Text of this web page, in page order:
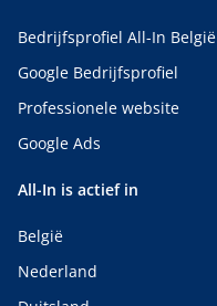
Bedrijfsprofiel All-In België
Google Bedrijfsprofiel
Professionele website
Google Ads
All-In is actief in
België
Nederland